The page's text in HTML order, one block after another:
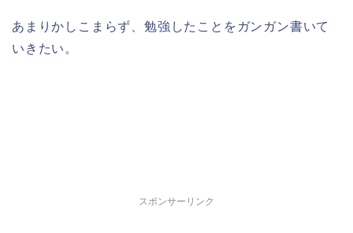
あまりかしこまらず、勉強したことをガンガン書いて
いきたい。
スポンサーリンク